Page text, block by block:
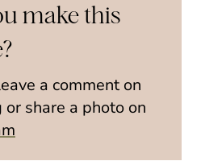
make this
a comment on
share a photo on